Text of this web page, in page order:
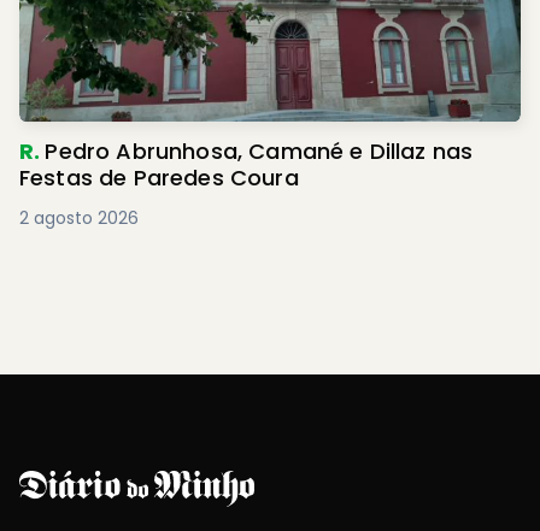
R. Pedro Abrunhosa, Camané e Dillaz nas
Festas de Paredes Coura
2 agosto 2026